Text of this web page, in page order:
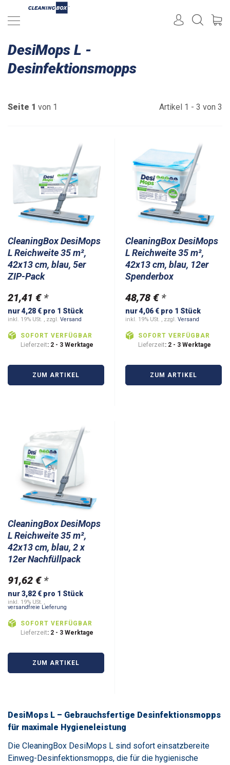
DesiMops L -
Desinfektionsmopps
Seite 1 von 1 Artikel 1 - 3 von 3
CleaningBox DesiMops
L Reichweite 35 m²,
42x13 cm, blau, 5er
ZIP-Pack
21,41 € *
nur 4,28 € pro 1 Stück
inkl. 19% USt. , zzgl. Versand
SOFORT VERFÜGBAR
Lieferzeit: 2 - 3 Werktage
ZUM ARTIKEL
CleaningBox DesiMops
L Reichweite 35 m²,
42x13 cm, blau, 12er
Spenderbox
48,78 € *
nur 4,06 € pro 1 Stück
inkl. 19% USt. , zzgl. Versand
SOFORT VERFÜGBAR
Lieferzeit: 2 - 3 Werktage
ZUM ARTIKEL
CleaningBox DesiMops
L Reichweite 35 m²,
42x13 cm, blau, 2 x
12er Nachfüllpack
91,62 € *
nur 3,82 € pro 1 Stück
inkl. 19% USt. ,
versandfreie Lieferung
SOFORT VERFÜGBAR
Lieferzeit: 2 - 3 Werktage
ZUM ARTIKEL
DesiMops L – Gebrauchsfertige Desinfektionsmopps
für maximale Hygieneleistung
Die CleaningBox DesiMops L sind sofort einsatzbereite
Einweg-Desinfektionsmopps, die für die hygienische